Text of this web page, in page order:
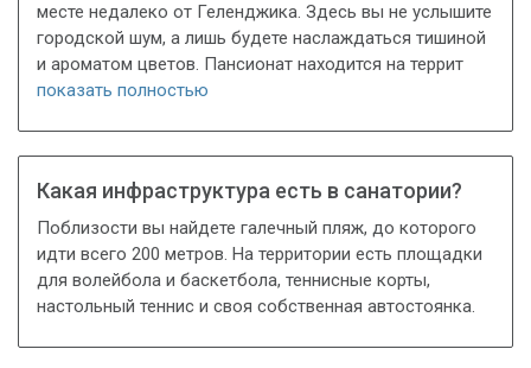
месте недалеко от Геленджика. Здесь вы не услышите
городской шум, а лишь будете наслаждаться тишиной
и ароматом цветов. Пансионат находится на террит
показать полностью
Какая инфраструктура есть в санатории?
Поблизости вы найдете галечный пляж, до которого
идти всего 200 метров. На территории есть площадки
для волейбола и баскетбола, теннисные корты,
настольный теннис и своя собственная автостоянка.